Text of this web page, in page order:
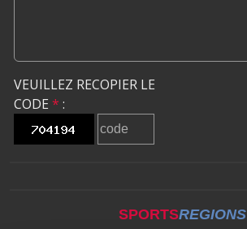
VEUILLEZ RECOPIER LE
CODE * :
SPORTSREGIONS